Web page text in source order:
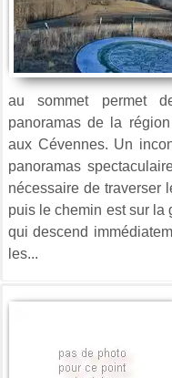
au sommet permet
panoramas de la
aux Cévennes. Un
panoramas
nécessaire de traverser
puis le chemin est sur la
qui descend
les...